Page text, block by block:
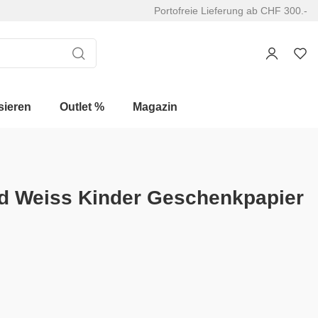
Portofreie Lieferung ab CHF 300.-
Outlet % Magazin
Weiss Kinder Geschenkpapier